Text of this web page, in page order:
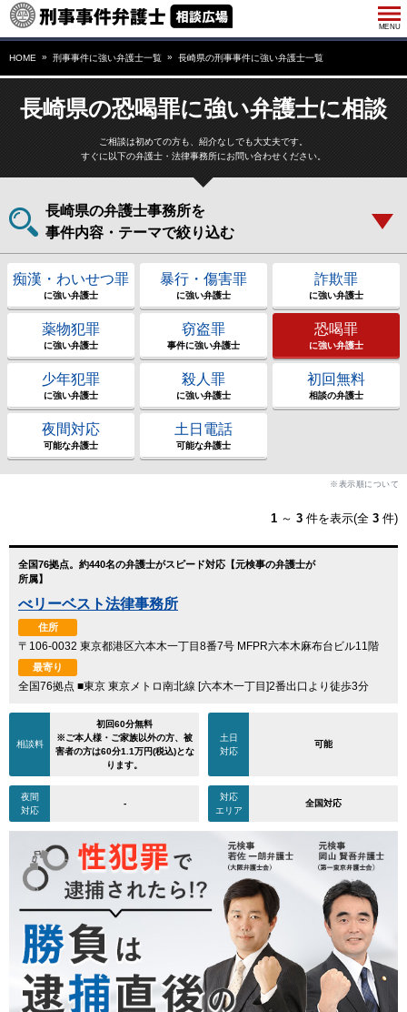
HOME 刑事事件に強い弁護士一覧 長崎県の刑事事件に強い弁護士一覧
長崎県の恐喝罪に強い弁護士に相談
ご相談は初めての方も、紹介なしでも大丈夫です。
すぐに以下の弁護士・法律事務所にお問い合わせください。
長崎県の弁護士事務所を
事件内容・テーマで絞り込む
痴漢・わいせつ罪
に強い弁護士
暴行・傷害罪
に強い弁護士
詐欺罪
に強い弁護士
薬物犯罪
に強い弁護士
窃盗罪
事件に強い弁護士
恐喝罪
に強い弁護士
少年犯罪
に強い弁護士
殺人罪
に強い弁護士
初回無料
相談の弁護士
夜間対応
可能な弁護士
土日電話
可能な弁護士
※表示順について
1 ～ 3 件を表示(全 3 件)
全国76拠点。約440名の弁護士がスピード対応【元検事の弁護士が
所属】
べリーベスト法律事務所
住所
〒106-0032 東京都港区六本木一丁目8番7号 MFPR六本木麻布台ビル11階
最寄り
全国76拠点 ■東京 東京メトロ南北線 [六本木一丁目]2番出口より徒歩3分
相談料
初回60分無料
※ご本人様・ご家族以外の方、被
害者の方は60分1.1万円(税込)とな
ります。
土日
対応
可能
夜間
対応
-
対応
エリア
全国対応